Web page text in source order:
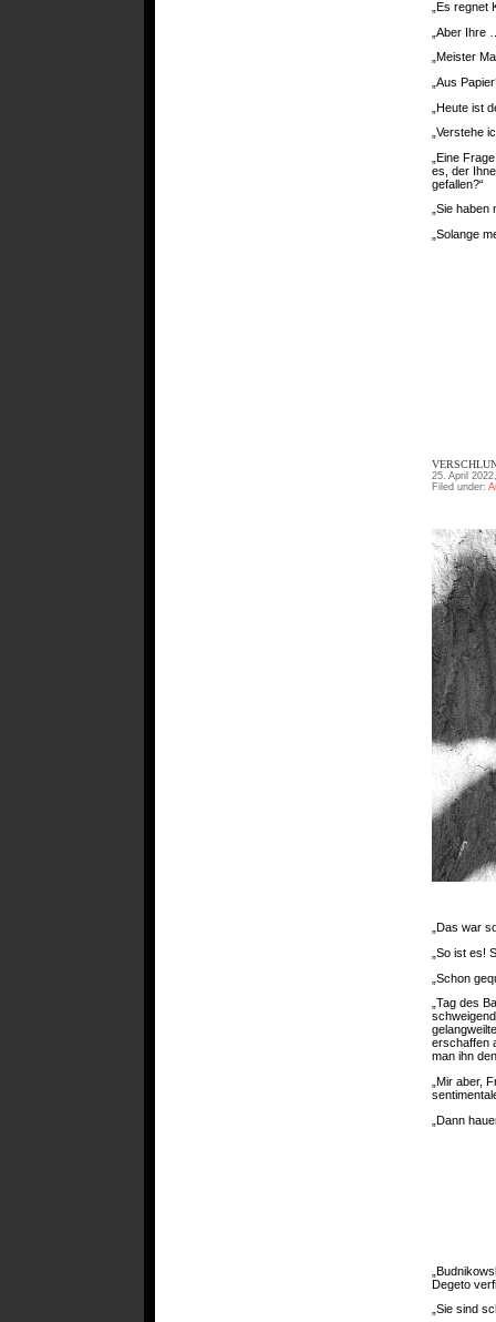
„Es regnet
„Aber
„Meister
„Aus
„Heute ist
„Verstehe
„Eine
es, der
gefallen?“
„Sie haben
„Solange
25. April
Filed under:
„Das war
„So ist es!
„Schon
„Tag des
erschaffen
man ihn
„Mir aber,
„Dann
Degeto
„Sie sind